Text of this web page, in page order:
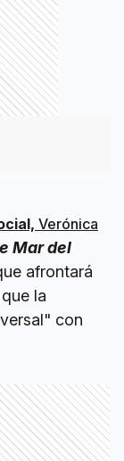
Verónica
Mar del
afrontará
la
con